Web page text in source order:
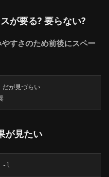
が要る? 要らない?
すさのため前後にスペー
見づらい
が見たい
-l